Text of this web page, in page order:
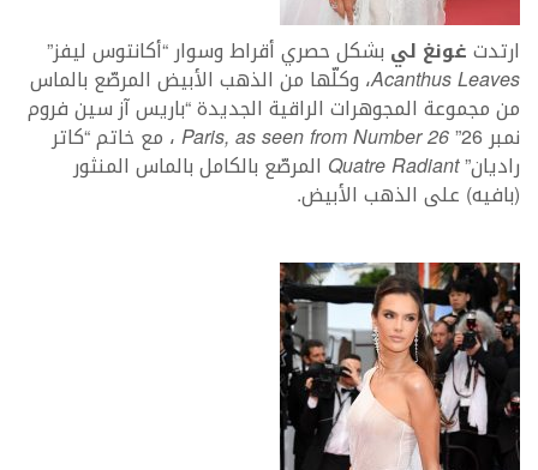
ارتدتغونغ لي بشكل حصري أقراط وسوار “أكانتوس ليفز”
Acanthus Leaves، وكلّها من الذهب الأبيض المرصّع بالماس
من مجموعة المجوهرات الراقية الجديدة “باريس آز سين فروم
نمبر 26” Paris, as seen from Number 26، مع خاتم “كاتر
راديان”Quatre Radiant المرصّع بالكامل بالماس المنثور
(بافيه) على الذهب الأبيض.